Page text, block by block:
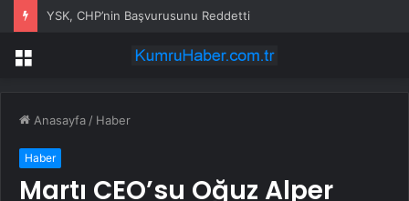
YSK, CHP’nin Başvurusunu Reddetti
Menü
Anasayfa / Haber
Haber
Martı CEO’su Oğuz Alper